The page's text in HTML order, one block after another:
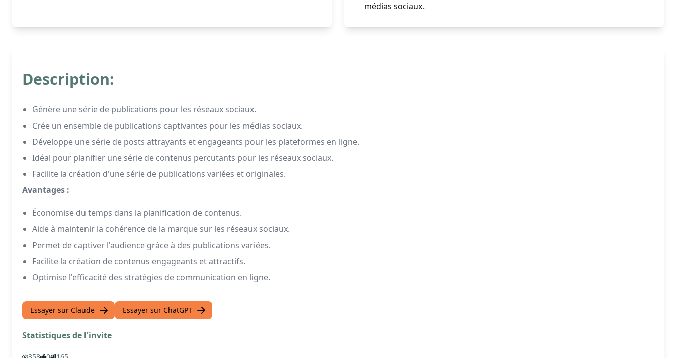
médias sociaux.
Description:
Génère une série de publications pour les réseaux sociaux.
Crée un ensemble de publications captivantes pour les médias sociaux.
Développe une série de posts attrayants et engageants pour les plateformes en ligne.
Idéal pour planifier une série de contenus percutants pour les réseaux sociaux.
Facilite la création d'une série de publications variées et originales.
Avantages :
Économise du temps dans la planification de contenus.
Aide à maintenir la cohérence de la marque sur les réseaux sociaux.
Permet de captiver l'audience grâce à des publications variées.
Facilite la création de contenus engageants et attractifs.
Optimise l'efficacité des stratégies de communication en ligne.
Essayer sur Claude Essayer sur ChatGPT
Statistiques de l'invite